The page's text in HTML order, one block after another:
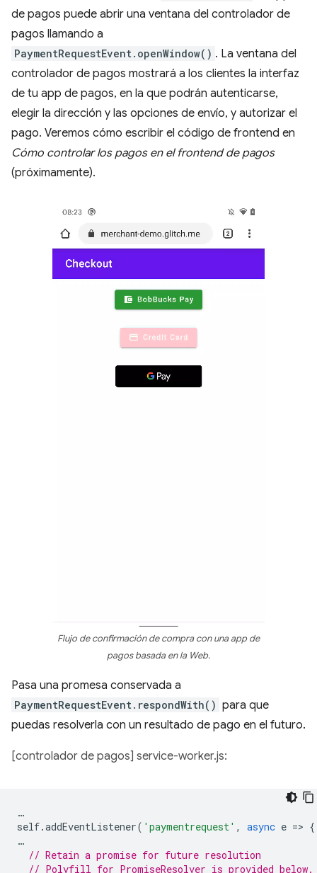
de pagos puede abrir una ventana del controlador de
pagos llamando a
PaymentRequestEvent.openWindow() . La ventana del
controlador de pagos mostrará a los clientes la interfaz
de tu app de pagos, en la que podrán autenticarse,
elegir la dirección y las opciones de envío, y autorizar el
pago. Veremos cómo escribir el código de frontend en
Cómo controlar los pagos en el frontend de pagos
(próximamente).
Flujo de confirmación de compra con una app de
pagos basada en la Web.
Pasa una promesa conservada a
PaymentRequestEvent.respondWith() para que
puedas resolverla con un resultado de pago en el futuro.
[controlador de pagos] service-worker.js:
…
self.addEventListener( 'paymentrequest' , async e => {
…
// Retain a promise for future resolution
// Polyfill for PromiseResolver is provided below.